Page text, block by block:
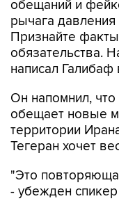
обещаний и
рычага давления
Признайте
обязательства.
написал Галибаф
Он напомнил,
обещает новые
территории
Тегеран хочет
"Это
- убежден